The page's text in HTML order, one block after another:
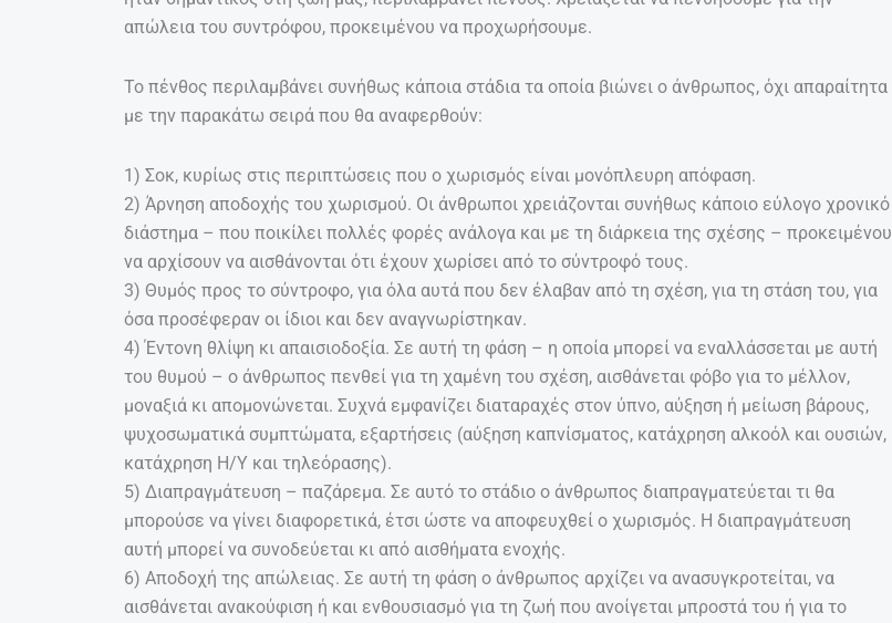
απώλεια του συντρόφου, προκειμένου να προχωρήσουμε.
Το πένθος περιλαμβάνει συνήθως κάποια στάδια τα οποία βιώνει ο άνθρωπος, όχι απαραίτητα
με την παρακάτω σειρά που θα αναφερθούν:
1) Σοκ, κυρίως στις περιπτώσεις που ο χωρισμός είναι μονόπλευρη απόφαση.
2) Άρνηση αποδοχής του χωρισμού. Οι άνθρωποι χρειάζονται συνήθως κάποιο εύλογο χρονικό
διάστημα – που ποικίλει πολλές φορές ανάλογα και με τη διάρκεια της σχέσης – προκειμένου
να αρχίσουν να αισθάνονται ότι έχουν χωρίσει από το σύντροφό τους.
3) Θυμός προς το σύντροφο, για όλα αυτά που δεν έλαβαν από τη σχέση, για τη στάση του, για
όσα προσέφεραν οι ίδιοι και δεν αναγνωρίστηκαν.
4) Έντονη θλίψη κι απαισιοδοξία. Σε αυτή τη φάση – η οποία μπορεί να εναλλάσσεται με αυτή
του θυμού – ο άνθρωπος πενθεί για τη χαμένη του σχέση, αισθάνεται φόβο για το μέλλον,
μοναξιά κι απομονώνεται. Συχνά εμφανίζει διαταραχές στον ύπνο, αύξηση ή μείωση βάρους,
ψυχοσωματικά συμπτώματα, εξαρτήσεις (αύξηση καπνίσματος, κατάχρηση αλκοόλ και ουσιών,
κατάχρηση Η/Υ και τηλεόρασης).
5) Διαπραγμάτευση – παζάρεμα. Σε αυτό το στάδιο ο άνθρωπος διαπραγματεύεται τι θα
μπορούσε να γίνει διαφορετικά, έτσι ώστε να αποφευχθεί ο χωρισμός. Η διαπραγμάτευση
αυτή μπορεί να συνοδεύεται κι από αισθήματα ενοχής.
6) Αποδοχή της απώλειας. Σε αυτή τη φάση ο άνθρωπος αρχίζει να ανασυγκροτείται, να
αισθάνεται ανακούφιση ή και ενθουσιασμό για τη ζωή που ανοίγεται μπροστά του ή για το